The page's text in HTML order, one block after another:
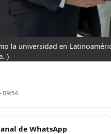
la universidad en
)
09:54
de WhatsApp